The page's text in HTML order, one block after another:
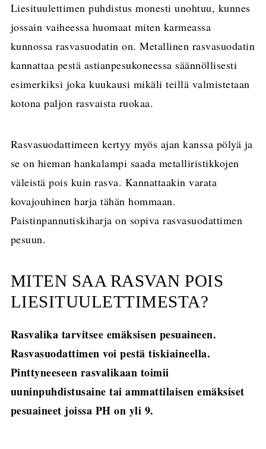
Liesituulettimen puhdistus monesti unohtuu, kunnes
jossain vaiheessa huomaat miten karmeassa
kunnossa rasvasuodatin on. Metallinen rasvasuodatin
kannattaa pestä astianpesukoneessa säännöllisesti
esimerkiksi joka kuukausi mikäli teillä valmistetaan
kotona paljon rasvaista ruokaa.
Rasvasuodattimeen kertyy myös ajan kanssa pölyä ja
se on hieman hankalampi saada metalliristikkojen
väleistä pois kuin rasva. Kannattaakin varata
kovajouhinen harja tähän hommaan.
Paistinpannutiskiharja on sopiva rasvasuodattimen
pesuun.
MITEN SAA RASVAN POIS
LIESITUULETTIMESTA?
Rasvalika tarvitsee emäksisen pesuaineen.
Rasvasuodattimen voi pestä tiskiaineella.
Pinttyneeseen rasvalikaan toimii
uuninpuhdistusaine tai ammattilaisen emäksiset
pesuaineet joissa PH on yli 9.